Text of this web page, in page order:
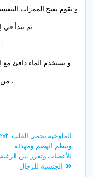
و يقوم بفتح الممرات
ثم نبدأ في
الماء و الملح :
و يستخدم الماء دافئ مع
من الكحة و يقاومها .
Next
post:
الملوخية تحمي القلب
وتنظم الهضم ومهدئة
للأعصاب وتعزز من الرغبة
الجنسية للرجال